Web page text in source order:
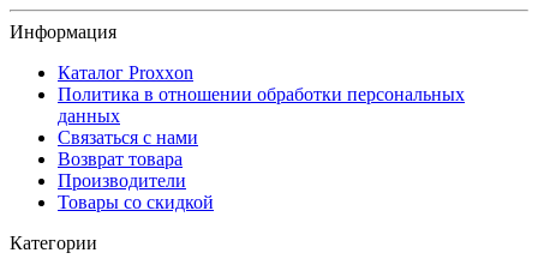
Информация
Каталог Proxxon
Политика в отношении обработки персональных
данных
Связаться с нами
Возврат товара
Производители
Товары со скидкой
Категории